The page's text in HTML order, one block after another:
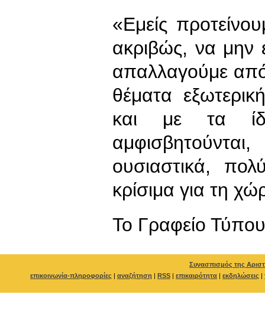
«Εμείς
ακριβώς, να μην
απαλλαγούμε
θέματα
και με τα
ουσιαστικά,
κρίσιμα για τη
To Γραφείο Τύπου
Συνασπισμός της
επικοινωνία-πληροφορίες | αναζήτηση | RSS | επικαιρότητα | εκδηλώσεις |